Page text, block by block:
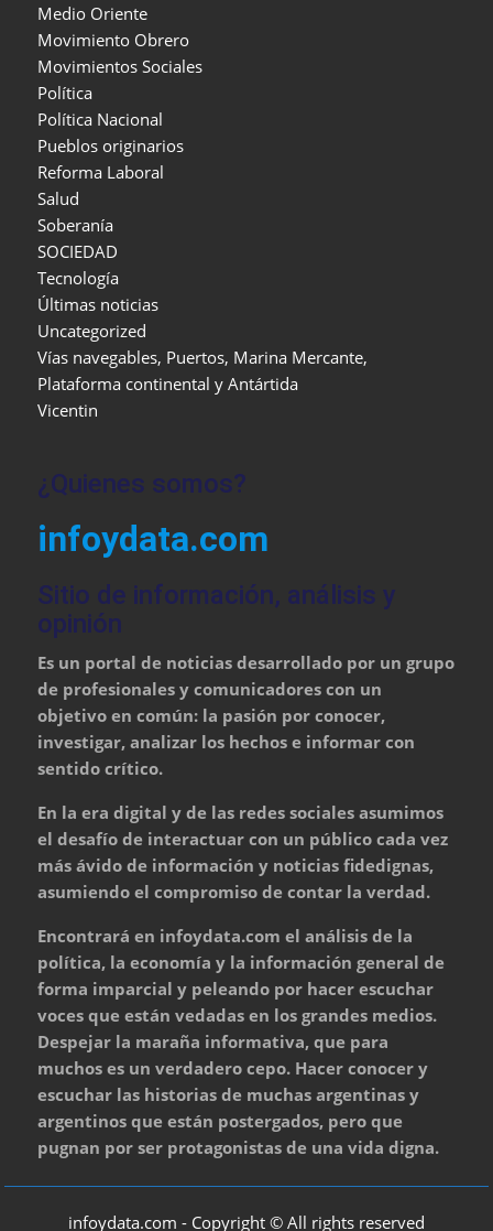
Medio Oriente
Movimiento Obrero
Movimientos Sociales
Política
Política Nacional
Pueblos originarios
Reforma Laboral
Salud
Soberanía
SOCIEDAD
Tecnología
Últimas noticias
Uncategorized
Vías navegables, Puertos, Marina Mercante,
Plataforma continental y Antártida
Vicentin
¿Quienes somos?
infoydata.com
Sitio de información, análisis y
opinión
Es un portal de noticias desarrollado por un grupo
de profesionales y comunicadores con un
objetivo en común: la pasión por conocer,
investigar, analizar los hechos e informar con
sentido crítico.
En la era digital y de las redes sociales asumimos
el desafío de interactuar con un público cada vez
más ávido de información y noticias fidedignas,
asumiendo el compromiso de contar la verdad.
Encontrará en infoydata.com el análisis de la
política, la economía y la información general de
forma imparcial y peleando por hacer escuchar
voces que están vedadas en los grandes medios.
Despejar la maraña informativa, que para
muchos es un verdadero cepo. Hacer conocer y
escuchar las historias de muchas argentinas y
argentinos que están postergados, pero que
pugnan por ser protagonistas de una vida digna.
infoydata.com - Copyright © All rights reserved